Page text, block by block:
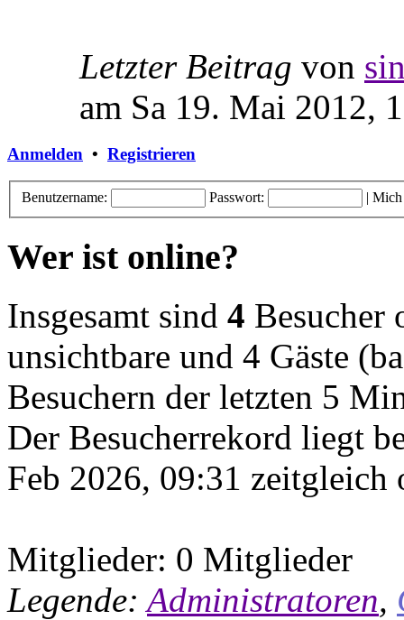
Letzter Beitrag von
am Sa 19. Mai 2012,
Anmelden • Registrieren
Benutzername: Passwort: | Mich
Wer ist online?
Insgesamt sind 4 Besucher
unsichtbare und 4 Gäste
Besuchern der letzten 5
Der Besucherrekord liegt
Feb 2026, 09:31 zeitgleich
Mitglieder: 0 Mitglieder
Legende: Administratoren,